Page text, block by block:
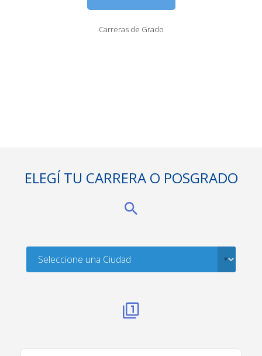
Carreras de Grado
ELEGÍ TU CARRERA O POSGRADO